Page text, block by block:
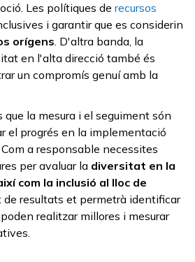
Les polítiques de recursos
i garantir que es considerin
orígens. D'altra banda, la
en l'alta direcció també és
un compromís genuí amb la
la mesura i el seguiment són
el progrés en la implementació
a responsable necessites
per avaluar la diversitat en la
com la inclusió al lloc de
de resultats et permetrà identificar
realitzar millores i mesurar